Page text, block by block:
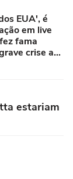
EUA', é
em live
fama
crise aos
estariam